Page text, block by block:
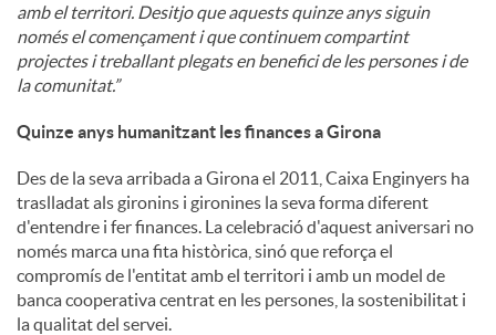
amb el territori. Desitjo que aquests quinze anys siguin
només el començament i que continuem compartint
projectes i treballant plegats en benefici de les persones i de
la comunitat.”
Quinze anys humanitzant les finances a Girona
Des de la seva arribada a Girona el 2011, Caixa Enginyers ha
traslladat als gironins i gironines la seva forma diferent
d'entendre i fer finances. La celebració d'aquest aniversari no
només marca una fita històrica, sinó que reforça el
compromís de l'entitat amb el territori i amb un model de
banca cooperativa centrat en les persones, la sostenibilitat i
la qualitat del servei.